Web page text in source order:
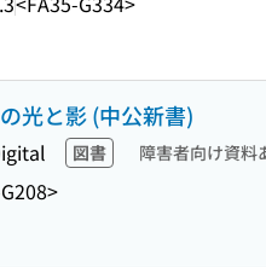
光と影 (中公新書)
図書 障害者向け資料